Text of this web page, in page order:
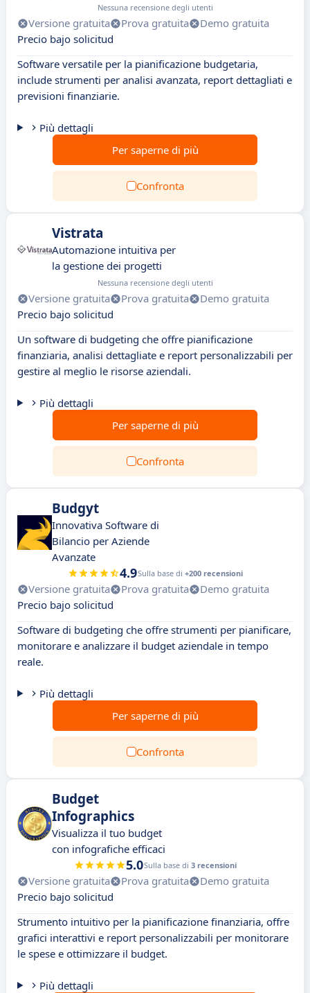
Nessuna recensione degli utenti
Versione gratuita Prova gratuita
Demo gratuita
Precio bajo solicitud
Software versatile per la pianificazione budgetaria,
include strumenti per analisi avanzata, report dettagliati e
previsioni finanziarie.
Più dettagli
Per saperne di più
Confronta
Vistrata
Automazione intuitiva per
la gestione dei progetti
Nessuna recensione degli utenti
Versione gratuita Prova gratuita
Demo gratuita
Precio bajo solicitud
Un software di budgeting che offre pianificazione
finanziaria, analisi dettagliate e report personalizzabili per
gestire al meglio le risorse aziendali.
Più dettagli
Per saperne di più
Confronta
Budgyt
Innovativa Software di
Bilancio per Aziende
Avanzate
4.9Sulla base di +200 recensioni
Versione gratuita Prova gratuita
Demo gratuita
Precio bajo solicitud
Software di budgeting che offre strumenti per pianificare,
monitorare e analizzare il budget aziendale in tempo
reale.
Più dettagli
Per saperne di più
Confronta
Budget
Infographics
Visualizza il tuo budget
con infografiche efficaci
5.0Sulla base di 3 recensioni
Versione gratuita Prova gratuita
Demo gratuita
Precio bajo solicitud
Strumento intuitivo per la pianificazione finanziaria, offre
grafici interattivi e report personalizzabili per monitorare
le spese e ottimizzare il budget.
Più dettagli